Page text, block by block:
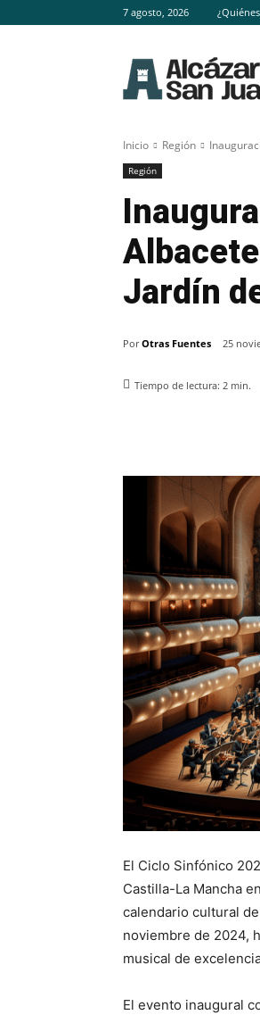
7 agosto, 2026
Inicio Región
Región
Jardín
Por Otras Fuentes 25
Tiempo de lectura: 2 min.
El Ciclo Sinfónico
Castilla-La Mancha
calendario cultural
noviembre de 2024,
musical de
El evento inaugural